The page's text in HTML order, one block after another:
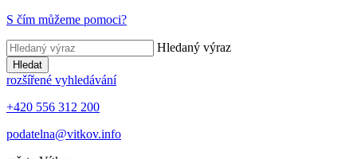
S čím můžeme pomoci?
Hledaný výraz
Hledat
rozšířené vyhledávání
+420 556 312 200
podatelna@vitkov.info